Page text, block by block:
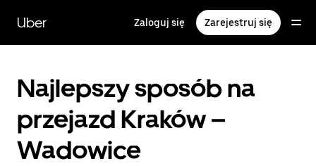
głównej
zawartości
Uber Zaloguj się Zarejestruj się
Najlepszy sposób na
przejazd Kraków –
Wadowice